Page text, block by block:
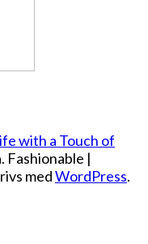
with a Touch of
Fashionable |
medWordPress.